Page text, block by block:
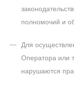
полномочий и
Для
Оператора или
нарушаются